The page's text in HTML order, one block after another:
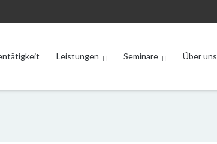
Leistungen Seminare Über uns